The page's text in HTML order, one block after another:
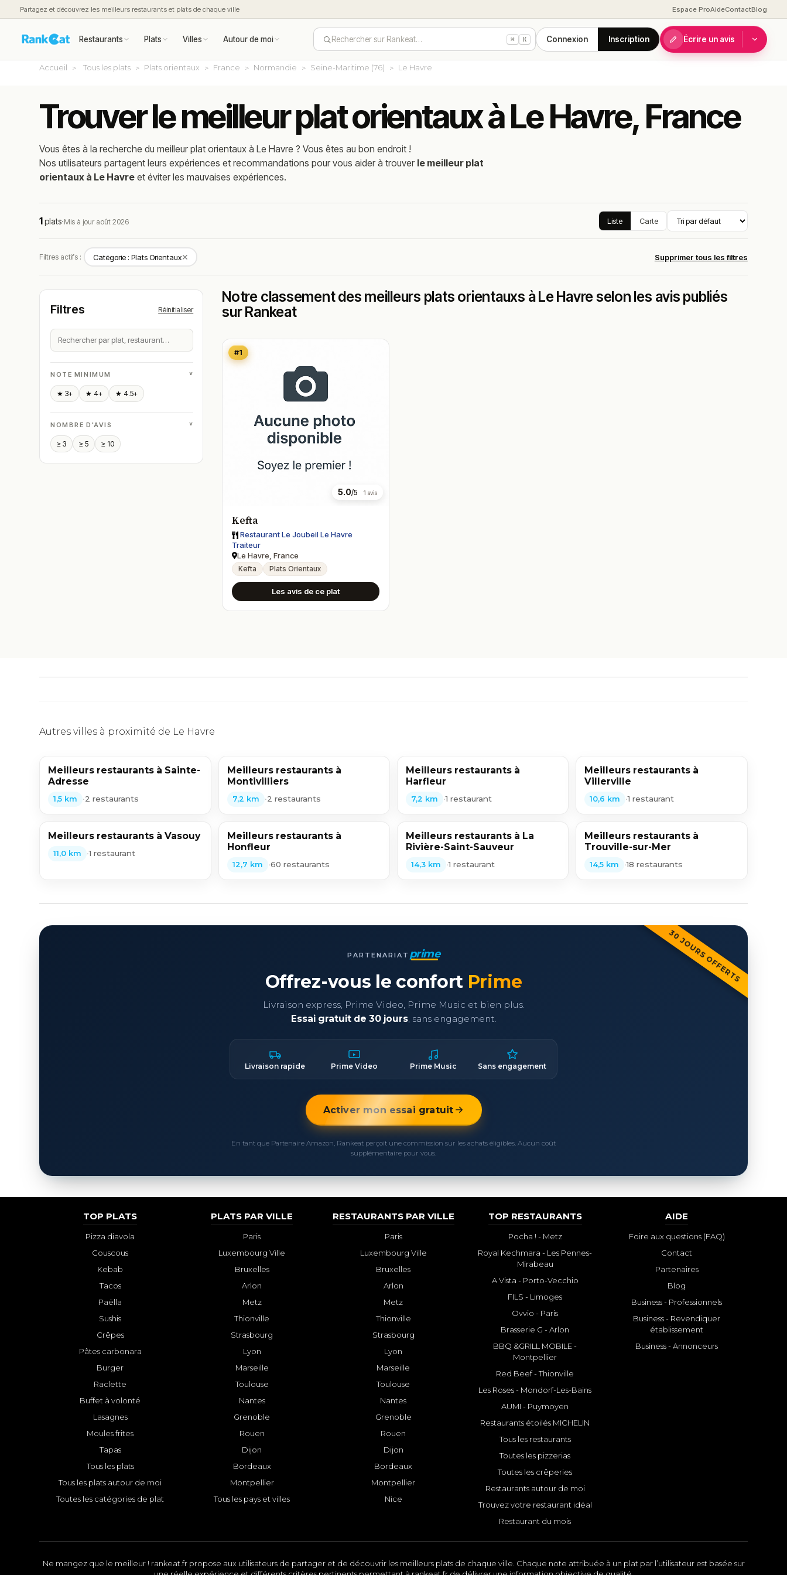
Partagez et découvrez les meilleurs restaurants et plats de chaque ville Espace ProAideContactBlog
Restaurants Plats Villes Autour de moi Rechercher sur Rankeat… ⌘ K Connexion Inscription Écrire un avis
Accueil Tous les plats Plats orientaux France Normandie Seine-Maritime (76) Le Havre
Trouver le meilleur plat orientaux à Le Havre, France
Vous êtes à la recherche du meilleurplat orientaux àLe Havre ? Vous êtes au bon endroit !
Nos utilisateurs partagent leurs expériences et recommandations pour vous aider à trouver le meilleur plat
orientaux à Le Havre et éviter les mauvaises expériences.
1plats·Mis à jour août 2026 Liste Carte
Filtres actifs : Catégorie : Plats Orientaux✕ Supprimer tous les filtres
Filtres Réinitialiser
NOTE MINIMUM ˅
★ 3+ ★ 4+ ★ 4.5+
NOMBRE D'AVIS ˅
≥ 3 ≥ 5 ≥ 10
Notre classement des meilleurs plats orientauxs à Le Havre selon les avis publiés
sur Rankeat
#1
5.0/5 1 avis
Kefta
Restaurant Le Joubeil Le Havre
Traiteur
Le Havre, France
Kefta Plats Orientaux
Les avis de ce plat
Autres villes à proximité de Le Havre
Meilleurs restaurants à Sainte-
Adresse
1,5 km •2 restaurants
Meilleurs restaurants à
Montivilliers
7,2 km •2 restaurants
Meilleurs restaurants à
Harfleur
7,2 km •1 restaurant
Meilleurs restaurants à
Villerville
10,6 km •1 restaurant
Meilleurs restaurants à Vasouy
11,0 km •1 restaurant
Meilleurs restaurants à
Honfleur
12,7 km •60 restaurants
Meilleurs restaurants à La
Rivière-Saint-Sauveur
14,3 km •1 restaurant
Meilleurs restaurants à
Trouville-sur-Mer
14,5 km •18 restaurants
30 JOURS OFFERTS
PARTENARIAT prime
Offrez-vous le confort Prime
Livraison express, Prime Video, Prime Music et bien plus.
Essai gratuit de 30 jours, sans engagement.
Livraison rapide Prime Video Prime Music Sans engagement
Activer mon essai gratuit
En tant que Partenaire Amazon, Rankeat perçoit une commission sur les achats éligibles. Aucun coût
supplémentaire pour vous.
TOP PLATS
Pizza diavola
Couscous
Kebab
Tacos
Paëlla
Sushis
Crêpes
Pâtes carbonara
Burger
Raclette
Buffet à volonté
Lasagnes
Moules frites
Tapas
Tous les plats
Tous les plats autour de moi
Toutes les catégories de plat
PLATS PAR VILLE
Paris
Luxembourg Ville
Bruxelles
Arlon
Metz
Thionville
Strasbourg
Lyon
Marseille
Toulouse
Nantes
Grenoble
Rouen
Dijon
Bordeaux
Montpellier
Tous les pays et villes
RESTAURANTS PAR VILLE
Paris
Luxembourg Ville
Bruxelles
Arlon
Metz
Thionville
Strasbourg
Lyon
Marseille
Toulouse
Nantes
Grenoble
Rouen
Dijon
Bordeaux
Montpellier
Nice
TOP RESTAURANTS
Pocha ! - Metz
Royal Kechmara - Les Pennes-
Mirabeau
A Vista - Porto-Vecchio
FILS - Limoges
Ovvio - Paris
Brasserie G - Arlon
BBQ &GRILL MOBILE -
Montpellier
Red Beef - Thionville
Les Roses - Mondorf-Les-Bains
AUMI - Puymoyen
Restaurants étoilés MICHELIN
Tous les restaurants
Toutes les pizzerias
Toutes les crêperies
Restaurants autour de moi
Trouvez votre restaurant idéal
Restaurant du mois
AIDE
Foire aux questions (FAQ)
Contact
Partenaires
Blog
Business - Professionnels
Business - Revendiquer
établissement
Business - Annonceurs
Ne mangez que le meilleur ! rankeat.fr propose aux utilisateurs de partager et de découvrir les meilleurs plats de chaque ville. Chaque note attribuée à un plat par l’utilisateur est basée sur